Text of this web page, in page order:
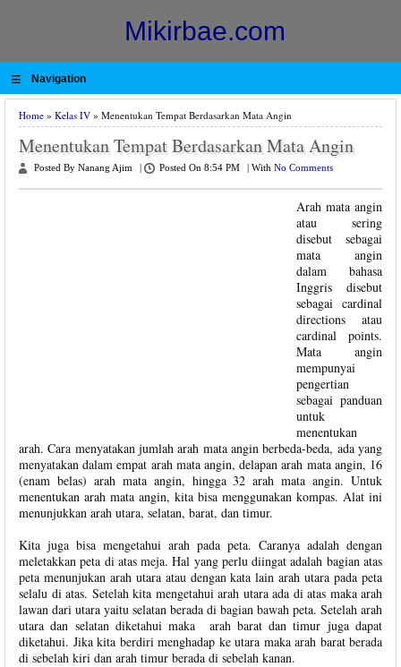
Mikirbae.com
≡ Navigation
Home » Kelas IV » Menentukan Tempat Berdasarkan Mata Angin
Menentukan Tempat Berdasarkan Mata Angin
Posted By Nanang Ajim Posted On 8:54 PM With No Comments
Arah mata angin
atau sering
disebut sebagai
mata angin
dalam bahasa
Inggris disebut
sebagai cardinal
directions atau
cardinal points.
Mata angin
mempunyai
pengertian
sebagai panduan
untuk
menentukan
arah. Cara menyatakan jumlah arah mata angin berbeda-beda, ada yang
menyatakan dalam empat arah mata angin, delapan arah mata angin, 16
(enam belas) arah mata angin, hingga 32 arah mata angin. Untuk
menentukan arah mata angin, kita bisa menggunakan kompas. Alat ini
menunjukkan arah utara, selatan, barat, dan timur.
Kita juga bisa mengetahui arah pada peta. Caranya adalah dengan
meletakkan peta di atas meja. Hal yang perlu diingat adalah bagian atas
peta menunjukan arah utara atau dengan kata lain arah utara pada peta
selalu di atas. Setelah kita mengetahui arah utara ada di atas maka arah
lawan dari utara yaitu selatan berada di bagian bawah peta. Setelah arah
utara dan selatan diketahui maka arah barat dan timur juga dapat
diketahui. Jika kita berdiri menghadap ke utara maka arah barat berada
di sebelah kiri dan arah timur berada di sebelah kanan.